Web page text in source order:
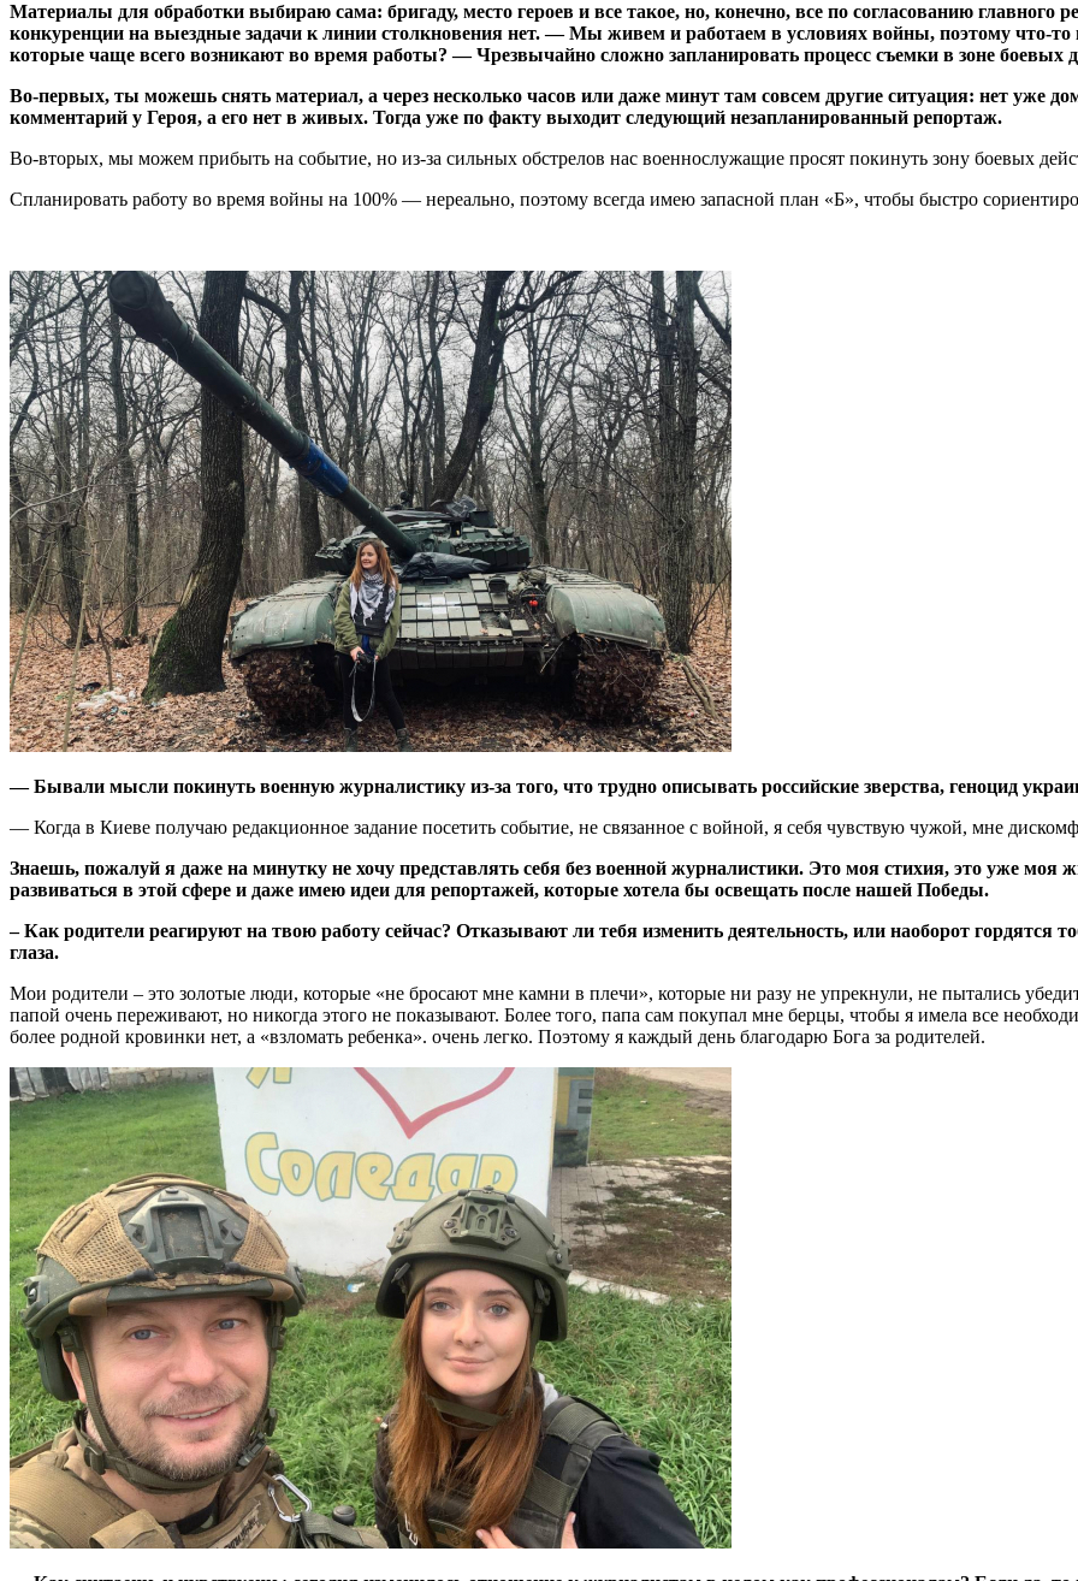
Материалы для обработки выбираю сама: бригаду, место героев и все такое, но, конечно, все по согласованию главного
конкуренции на выездные задачи к линии столкновения нет. — Мы живем и работаем в условиях войны, поэтому что-
которые чаще всего возникают во время работы?— Чрезвычайно сложно запланировать процесс съемки в зоне боевых
Во-первых, ты можешь снять материал, а через несколько часов или даже минут там совсем другие ситуация: нет уже
комментарий у Героя, а его нет в живых. Тогда уже по факту выходит следующий незапланированный репортаж.
Во-вторых, мы можем прибыть на событие, но из-за сильных обстрелов нас военнослужащие просят покинуть зону боевых
Спланировать работу во время войны на 100% — нереально, поэтому всегда имею запасной план «Б», чтобы быстро
— Бывали мысли покинуть военную журналистику из-за того, что трудно описывать российские зверства, геноцид
— Когда в Киеве получаю редакционное задание посетить событие, не связанное с войной, я себя чувствую чужой, мне
Знаешь, пожалуй я даже на минутку не хочу представлять себя без военной журналистики. Это моя стихия, это уже
развиваться в этой сфере и даже имею идеи для репортажей, которые хотела бы освещать после нашей Победы.
– Как родители реагируют на твою работу сейчас? Отказывают ли тебя изменить деятельность, или наоборот
глаза.
Мои родители – это золотые люди, которые «не бросают мне камни в плечи», которые ни разу не упрекнули, не пытались
папой очень переживают, но никогда этого не показывают. Более того, папа сам покупал мне берцы, чтобы я имела все
более родной кровинки нет, а «взломать ребенка». очень легко. Поэтому я каждый день благодарю Бога за родителей.